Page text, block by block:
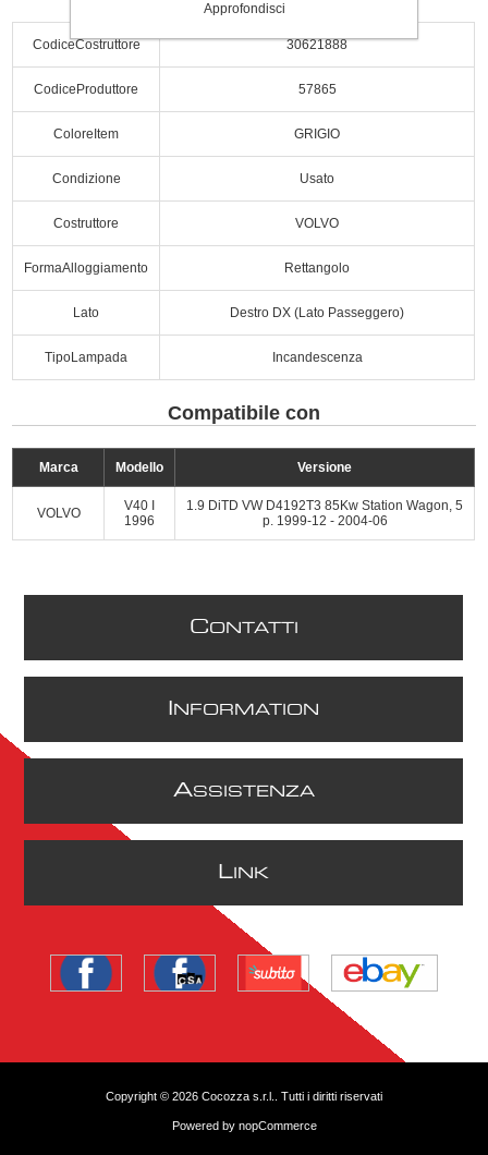
CodiceCostruttore 30621888
CodiceProduttore 57865
ColoreItem GRIGIO
Condizione Usato
Costruttore VOLVO
FormaAlloggiamento Rettangolo
Lato Destro DX (Lato Passeggero)
TipoLampada Incandescenza
Compatibile con
Marca Modello Versione
VOLVO
V40 I
1996
1.9 DiTD VW D4192T3 85Kw Station Wagon, 5
p. 1999-12 - 2004-06
CONTATTI
NFORMATION
ASSISTENZA
L INK
Copyright © 2026 Cocozza s.r.l.. Tutti i diritti riservati
Powered by nopCommerce
Approfondisci